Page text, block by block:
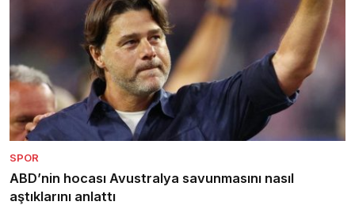
SPOR
ABD’nin hocası Avustralya savunmasını nasıl
aştıklarını anlattı